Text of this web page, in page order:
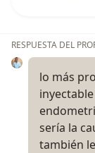
RESPUESTA DEL
lo más
sería la
también